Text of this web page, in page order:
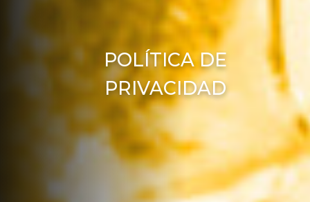
POLÍTICA DE
PRIVACIDAD